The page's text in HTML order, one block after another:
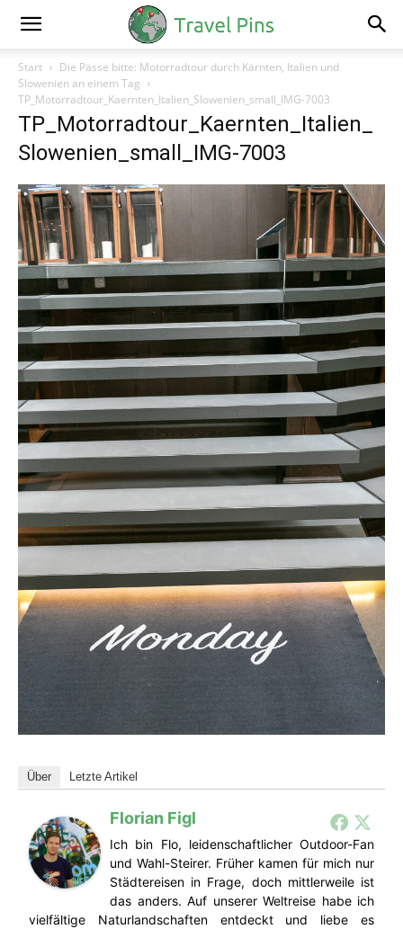
Start
Die Pässe bitte: Motorradtour durch Kärnten, Italien und
Slowenien an einem Tag
TP_Motorradtour_Kaernten_Italien_Slowenien_small_IMG-7003
TP_Motorradtour_Kaernten_Italien_
Slowenien_small_IMG-7003
Über Letzte Artikel
Florian Figl
Ich bin Flo, leidenschaftlicher Outdoor-Fan
und Wahl-Steirer. Früher kamen für mich nur
Städtereisen in Frage, doch mittlerweile ist
das anders. Auf unserer Weltreise habe ich
vielfältige Naturlandschaften entdeckt und liebe es